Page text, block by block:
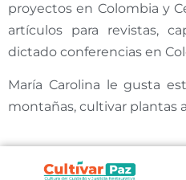
proyectos en Colombia y
artículos para revistas,
dictado conferencias en
María Carolina le gusta
montañas, cultivar plantas